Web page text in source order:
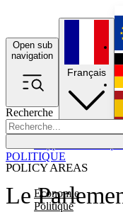
Open sub
navigation
Recherche
POLICY AREAS
Economie
Politique
Français
Le
POLITIQUE